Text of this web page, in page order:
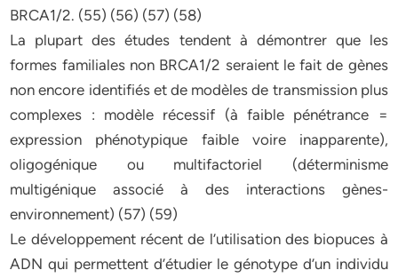
BRCA1/2. (55) (56) (57) (58)
La plupart des études tendent à démontrer que les
formes familiales non BRCA1/2 seraient le fait de gènes
non encore identifiés et de modèles de transmission plus
complexes : modèle récessif (à faible pénétrance =
expression phénotypique faible voire inapparente),
oligogénique ou multifactoriel (déterminisme
multigénique associé à des interactions gènes-
environnement) (57) (59)
Le développement récent de l’utilisation des biopuces à
ADN qui permettent d’étudier le génotype d’un individu